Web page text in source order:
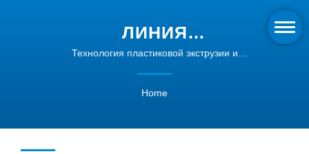
ЛИНИЯ
ЭКСТРУЗИИПОИСК |
РЕШЕНИЯ ДЛЯ
ЭКСТРУЗИИ ПЛАСТИКА |
Технология пластиковой экструзии и
Home